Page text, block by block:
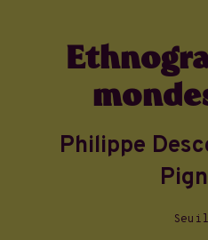
Philippe